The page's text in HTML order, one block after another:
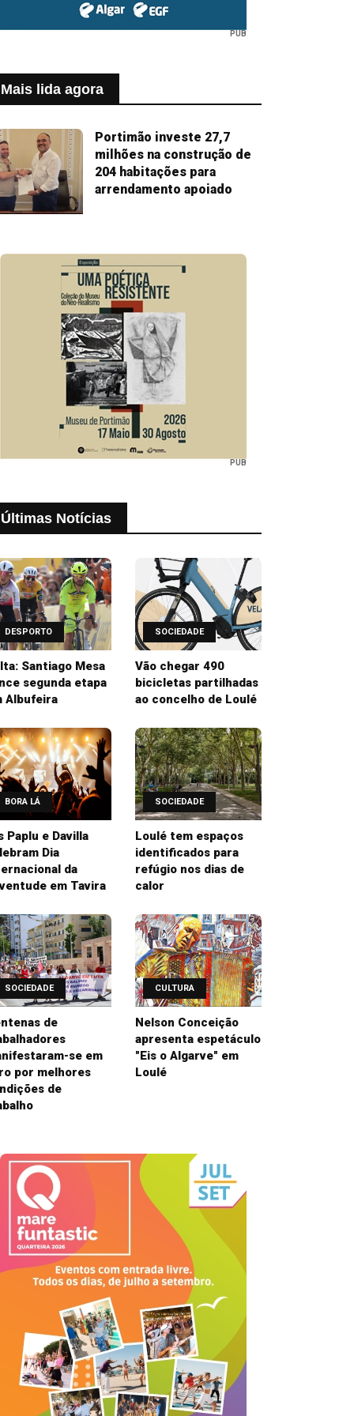
PUB
Mais lida agora
Portimão investe 27,7
milhões na construção de
204 habitações para
arrendamento apoiado
PUB
Últimas Notícias
DESPORTO
Santiago Mesa
segunda etapa
Albufeira
SOCIEDADE
Vão chegar 490
bicicletas partilhadas
ao concelho de Loulé
BORA LÁ
Paplu e Davilla
Dia
da
em Tavira
SOCIEDADE
Loulé tem espaços
identificados para
refúgio nos dias de
calor
SOCIEDADE
de
se em
por melhores
de
CULTURA
Nelson Conceição
apresenta espetáculo
"Eis o Algarve" em
Loulé